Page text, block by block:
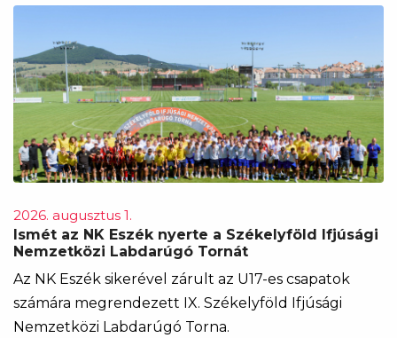
2026. augusztus 1.
Ismét az NK Eszék nyerte a Székelyföld Ifjúsági
Nemzetközi Labdarúgó Tornát
Az NK Eszék sikerével zárult az U17-es csapatok
számára megrendezett IX. Székelyföld Ifjúsági
Nemzetközi Labdarúgó Torna.